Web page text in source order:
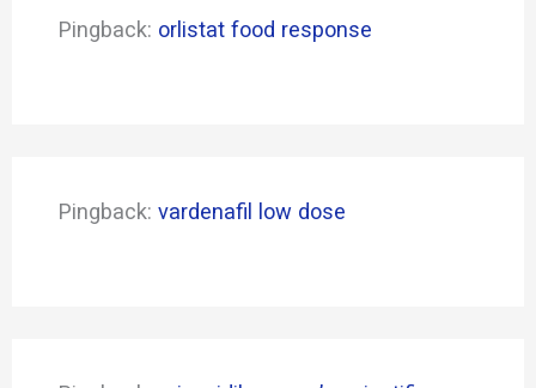
Pingback: orlistat food response
Pingback: vardenafil low dose